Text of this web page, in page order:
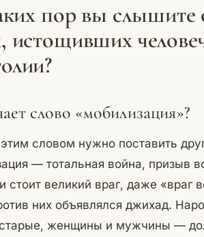
пор вы слышите
истощивших
слово «мобилизация»?
словом нужно поставить
— тотальная война, призыв
стоит великий враг, даже «враг
них объявлялся джихад.
женщины и мужчины —